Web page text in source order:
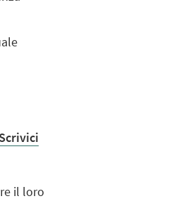
Scrivici
il loro